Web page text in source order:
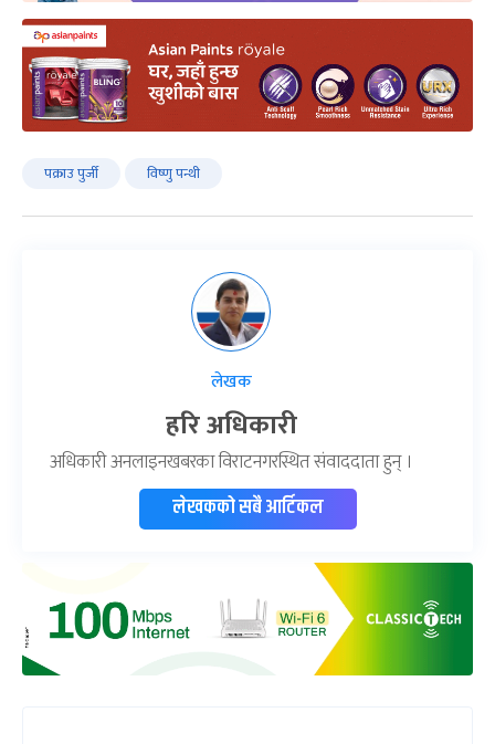
पक्राउ पुर्जी विष्णु पन्थी
लेखक
हरि अधिकारी
अधिकारी अनलाइनखबरका विराटनगरस्थित संवाददाता हुन् ।
लेखकको सबै आर्टिकल